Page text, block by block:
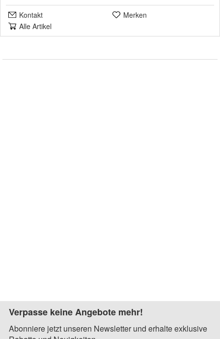
Kontakt
Merken
Alle Artikel
Verpasse keine Angebote mehr!
Abonniere jetzt unseren Newsletter und erhalte exklusive